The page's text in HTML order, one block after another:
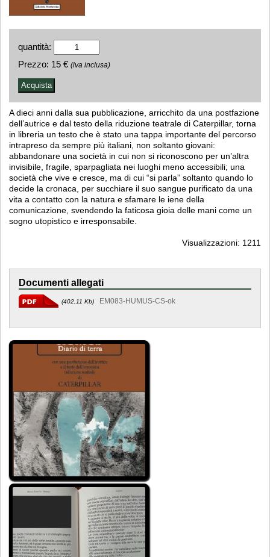
quantità:
Prezzo: 15 € (iva inclusa)
A dieci anni dalla sua pubblicazione, arricchito da una postfazione
dell’autrice e dal testo della riduzione teatrale di Caterpillar, torna
in libreria un testo che è stato una tappa importante del percorso
intrapreso da sempre più italiani, non soltanto giovani:
abbandonare una società in cui non si riconoscono per un’altra
invisibile, fragile, sparpagliata nei luoghi meno accessibili; una
società che vive e cresce, ma di cui “si parla” soltanto quando lo
decide la cronaca, per succhiare il suo sangue purificato da una
vita a contatto con la natura e sfamare le iene della
comunicazione, svendendo la faticosa gioia delle mani come un
sogno utopistico e irresponsabile.
Visualizzazioni: 1211
Documenti allegati
(402,11 Kb) EM083-HUMUS-CS-ok